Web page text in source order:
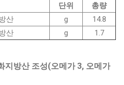
단위
총량
산
g
14.8
산
g 1.7
지방산 조성(오메가 3, 오메가